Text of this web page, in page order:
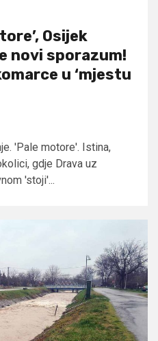
Osijek
novi sporazum!
u ‘mjestu
'Pale motore'. Istina,
gdje Drava uz
'stoji'...